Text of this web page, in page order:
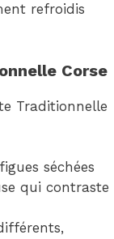
refroidis
Corse
Traditionnelle
séchées
qui contraste